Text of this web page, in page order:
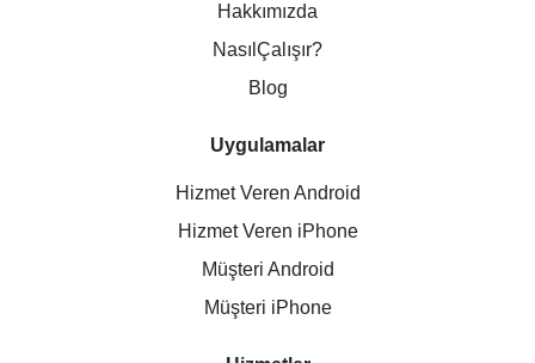
Hakkımızda
NasılÇalışır?
Blog
Uygulamalar
Hizmet Veren Android
Hizmet Veren iPhone
Müşteri Android
Müşteri iPhone